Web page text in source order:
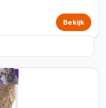
Bekijk